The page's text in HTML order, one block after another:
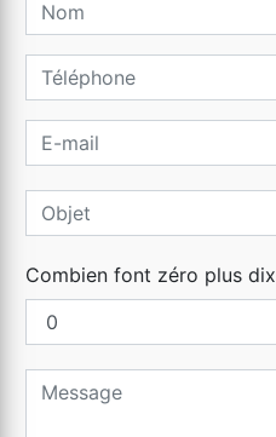
Combien font zéro plus dix